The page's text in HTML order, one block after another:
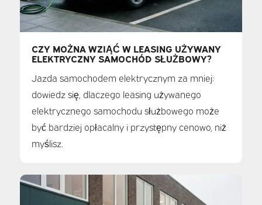
CZY MOŻNA WZIĄĆ W LEASING UŻYWANY
ELEKTRYCZNY SAMOCHÓD SŁUŻBOWY?
Jazda samochodem elektrycznym za mniej:
dowiedz się, dlaczego leasing używanego
elektrycznego samochodu służbowego może
być bardziej opłacalny i przystępny cenowo, niż
myślisz.